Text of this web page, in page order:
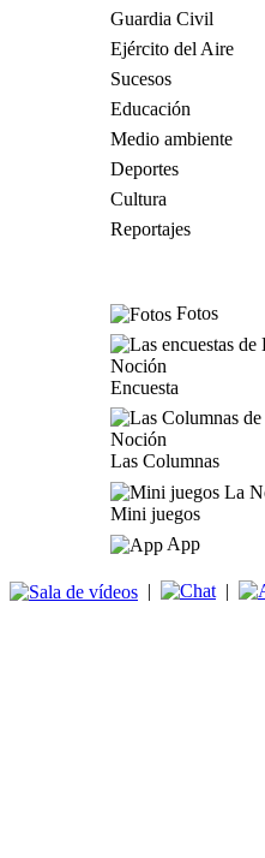
Guardia Civil
Ejército del Aire
Sucesos
Educación
Medio ambiente
Deportes
Cultura
Reportajes
Fotos
Encuesta
Las Columnas
Mini juegos
App
| |